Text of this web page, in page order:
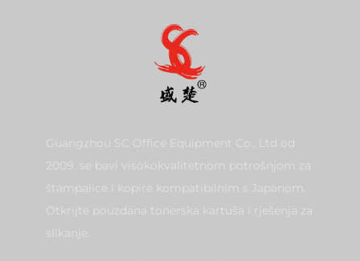
Guangzhou SC Office Equipment Co., Ltd od
2009. se bavi visokokvalitetnom potrošnjom za
štampalice i kopire kompatibilnim s Japanom.
Otkrijte pouzdana tonerska kartuša i rješenja za
slikanje.